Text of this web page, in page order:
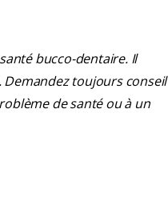
bucco-dentaire. Il
toujours conseil
de santé ou à un